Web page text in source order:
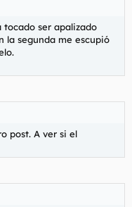
tocado ser apalizado
la segunda me escupió
post. A ver si el